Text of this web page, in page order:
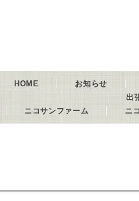
HOME
お知らせ
出
ニコサンファーム
ニ